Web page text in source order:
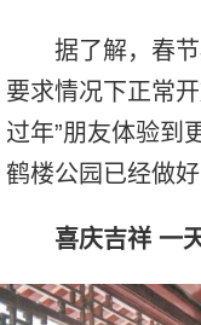
据了解，春节
要求情况下正常
过年”朋友体验到
鹤楼公园已经做好
喜庆吉祥 一